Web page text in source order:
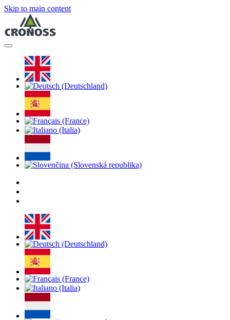
Skip to main content